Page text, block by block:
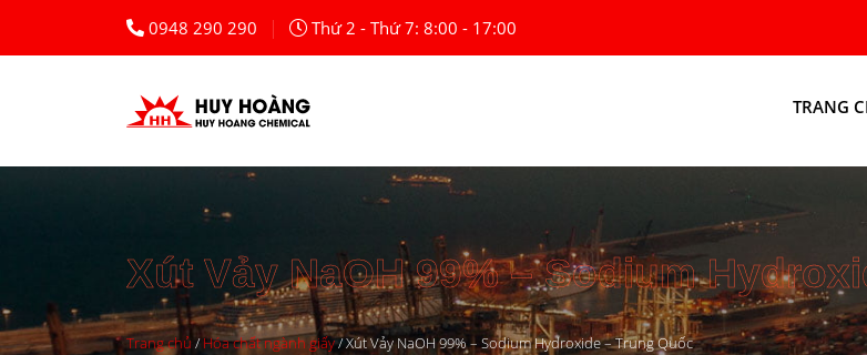
0948 290 290 | Thứ 2 - Thứ 7: 8:00 - 17:00
TRANG
Xút Vảy NaOH 99% – Sodium
Trang chủ/Hóa chất ngành giấy/Xút Vảy NaOH 99% – Sodium Hydroxide – Trung Quốc